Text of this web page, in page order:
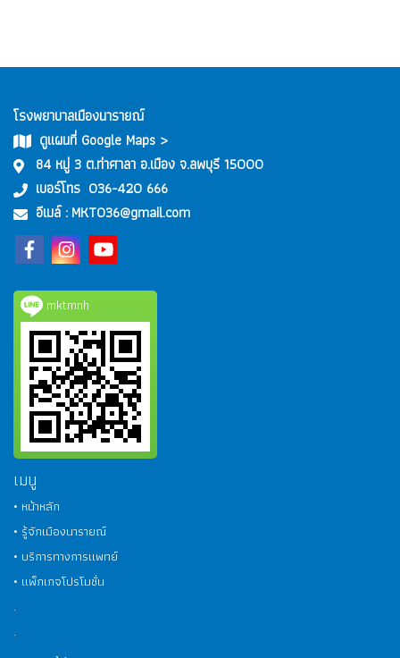
โรงพยาบาลเมืองนารายณ์
ดูแผนที่ Google Maps >
84 หมู่ 3 ต.ท่าศาลา อ.เมือง จ.ลพบุรี 15000
เบอร์โทร 036-420 666
อีเมล์ : MKT036@gmail.com
mktmnh
เมนู
• หน้าหลัก
• รู้จักเมืองนารายณ์
• บริการทางการแพทย์
• แพ็กเกจโปรโมชั่น
.
.